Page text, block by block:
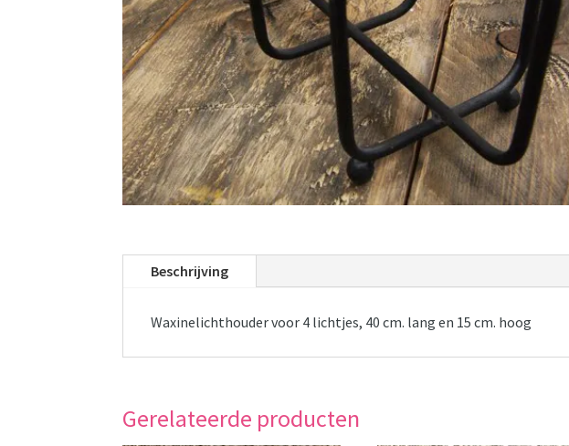
Beschrijving
Waxinelichthouder voor 4 lichtjes, 40 cm. lang en 15 cm. hoog
Gerelateerde producten